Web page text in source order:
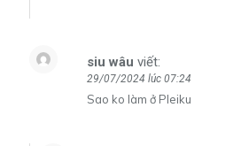
siu wâu viết:
29/07/2024 lúc 07:24
Sao ko làm ở Pleiku